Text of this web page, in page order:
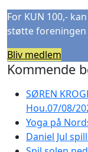
For KUN 100,-
støtte foreningen
Bliv medlem
Kommende
SØREN
Hou.07/08/
Yoga på
Daniel Jul